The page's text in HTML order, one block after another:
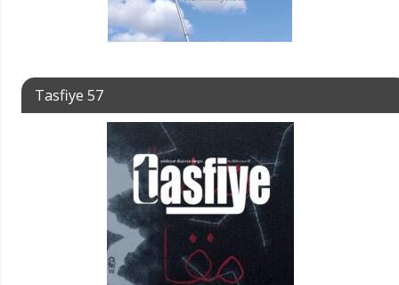
Tasfiye 57